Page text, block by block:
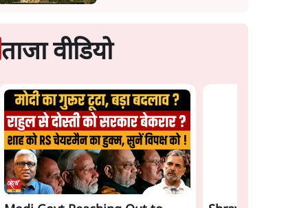
ताजा वीडियो